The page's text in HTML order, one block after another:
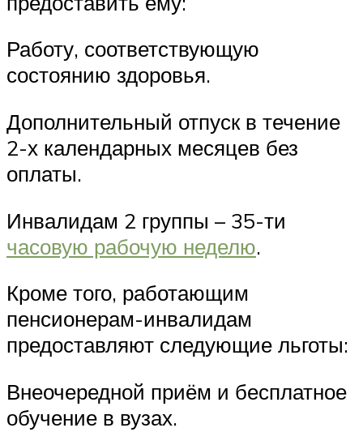
Работу, соответствующую
состоянию здоровья.
Дополнительный отпуск в течение
2-х календарных месяцев без
оплаты.
Инвалидам 2 группы – 35-ти
часовую рабочую неделю.
Кроме того, работающим
пенсионерам-инвалидам
предоставляют следующие льготы:
Внеочередной приём и бесплатное
обучение в вузах.